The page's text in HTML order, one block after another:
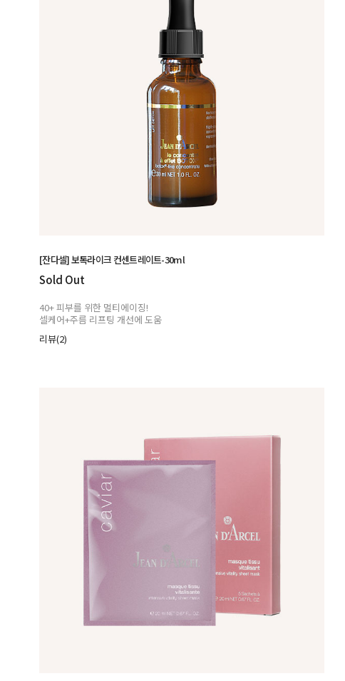
[잔다셀] 보톡라이크 컨센트레이트-30ml
Sold Out
40+ 피부를 위한 멀티에이징!
셀케어+주름 리프팅 개선에 도움
리뷰(2)